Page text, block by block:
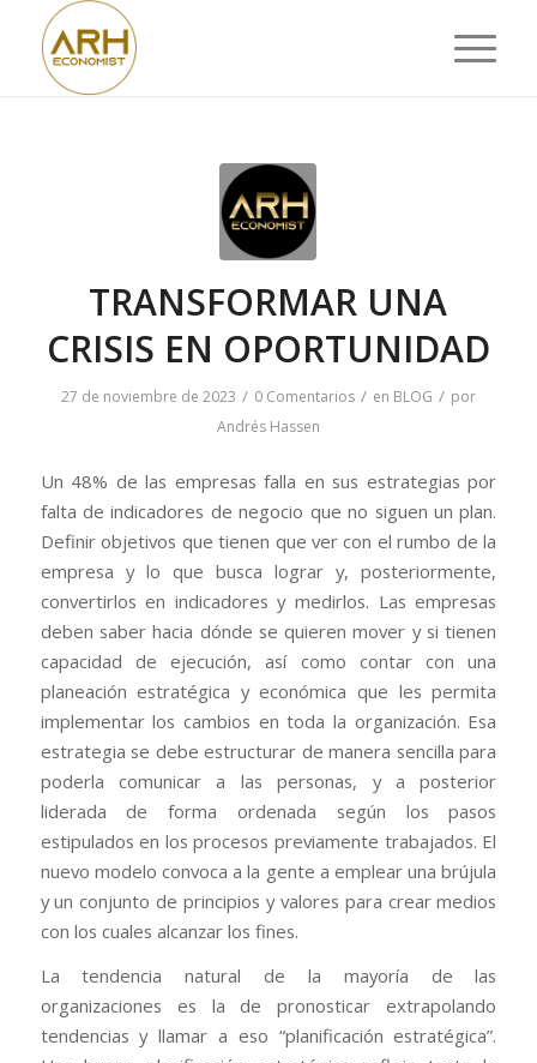
TRANSFORMAR UNA
CRISIS EN OPORTUNIDAD
27 de noviembre de 2023 / 0 Comentarios / en BLOG / por
Andrés Hassen
Un 48% de las empresas falla en sus estrategias por
falta de indicadores de negocio que no siguen un plan.
Definir objetivos que tienen que ver con el rumbo de la
empresa y lo que busca lograr y, posteriormente,
convertirlos en indicadores y medirlos. Las empresas
deben saber hacia dónde se quieren mover y si tienen
capacidad de ejecución, así como contar con una
planeación estratégica y económica que les permita
implementar los cambios en toda la organización. Esa
estrategia se debe estructurar de manera sencilla para
poderla comunicar a las personas, y a posterior
liderada de forma ordenada según los pasos
estipulados en los procesos previamente trabajados. El
nuevo modelo convoca a la gente a emplear una brújula
y un conjunto de principios y valores para crear medios
con los cuales alcanzar los fines.
La tendencia natural de la mayoría de las
organizaciones es la de pronosticar extrapolando
tendencias y llamar a eso “planificación estratégica”.